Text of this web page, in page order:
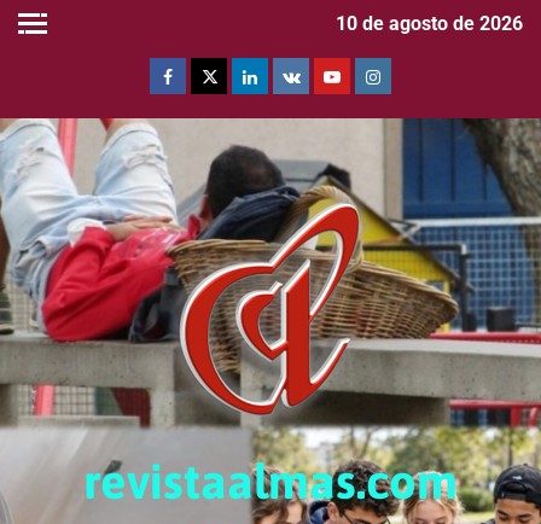
10 de agosto de 2026
revistaalmas.com